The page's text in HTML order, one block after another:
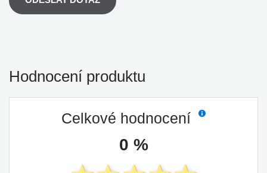
Hodnocení produktu
Celkové hodnocení
0 %